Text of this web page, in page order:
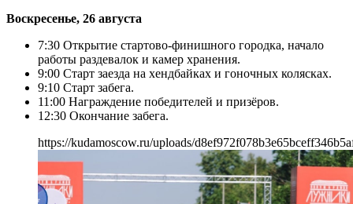
Воскресенье, 26 августа
7:30 Открытие стартово-финишного городка, начало
работы раздевалок и камер хранения.
9:00 Старт заезда на хендбайках и гоночных колясках.
9:10 Старт забега.
11:00 Награждение победителей и призёров.
12:30 Окончание забега.
https://kudamoscow.ru/uploads/